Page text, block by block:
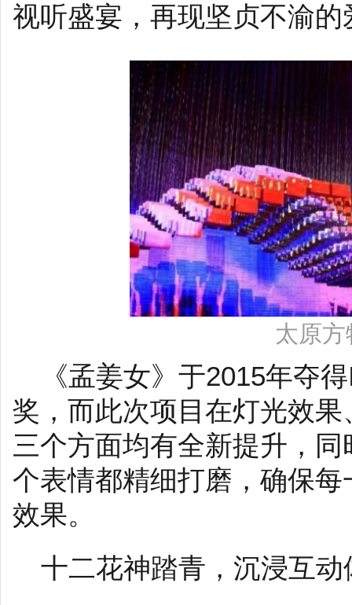
视听盛宴，再现坚贞不渝的
太原
《孟姜女》于2015年夺
奖，而此次项目在灯光效
三个方面均有全新提升，
个表情都精细打磨，确保
效果。
十二花神踏青，沉浸互动